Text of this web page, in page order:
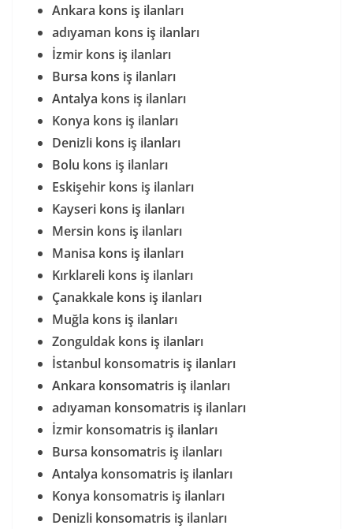
Ankara kons iş ilanları
adıyaman kons iş ilanları
İzmir kons iş ilanları
Bursa kons iş ilanları
Antalya kons iş ilanları
Konya kons iş ilanları
Denizli kons iş ilanları
Bolu kons iş ilanları
Eskişehir kons iş ilanları
Kayseri kons iş ilanları
Mersin kons iş ilanları
Manisa kons iş ilanları
Kırklareli kons iş ilanları
Çanakkale kons iş ilanları
Muğla kons iş ilanları
Zonguldak kons iş ilanları
İstanbul konsomatris iş ilanları
Ankara konsomatris iş ilanları
adıyaman konsomatris iş ilanları
İzmir konsomatris iş ilanları
Bursa konsomatris iş ilanları
Antalya konsomatris iş ilanları
Konya konsomatris iş ilanları
Denizli konsomatris iş ilanları